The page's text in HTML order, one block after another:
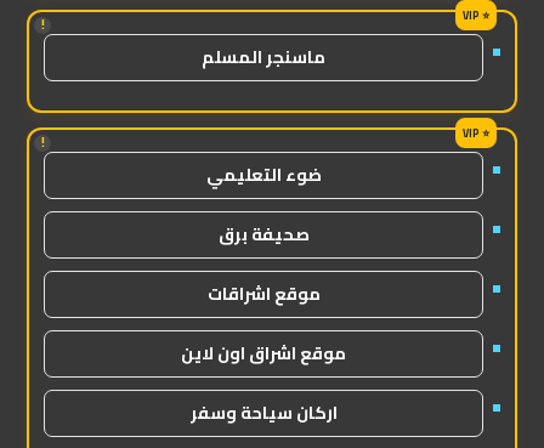
!
ماسنجر المسلم
!
ضوء التعليمي
صحيفة برق
موقع اشراقات
موقع اشراق اون لاين
اركان سياحة وسفر